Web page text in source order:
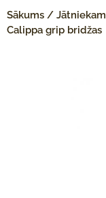
Sākums / Jātniekam
Calippa grip bridžas